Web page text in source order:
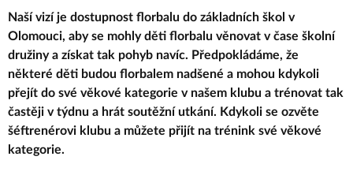
Naší vizí je dostupnost florbalu do základních škol v
Olomouci, aby se mohly děti florbalu věnovat v čase školní
družiny a získat tak pohyb navíc. Předpokládáme, že
některé děti budou florbalem nadšené a mohou kdykoli
přejít do své věkové kategorie v našem klubu a trénovat tak
častěji v týdnu a hrát soutěžní utkání. Kdykoli se ozvěte
šéftrenérovi klubu a můžete přijít na trénink své věkové
kategorie.